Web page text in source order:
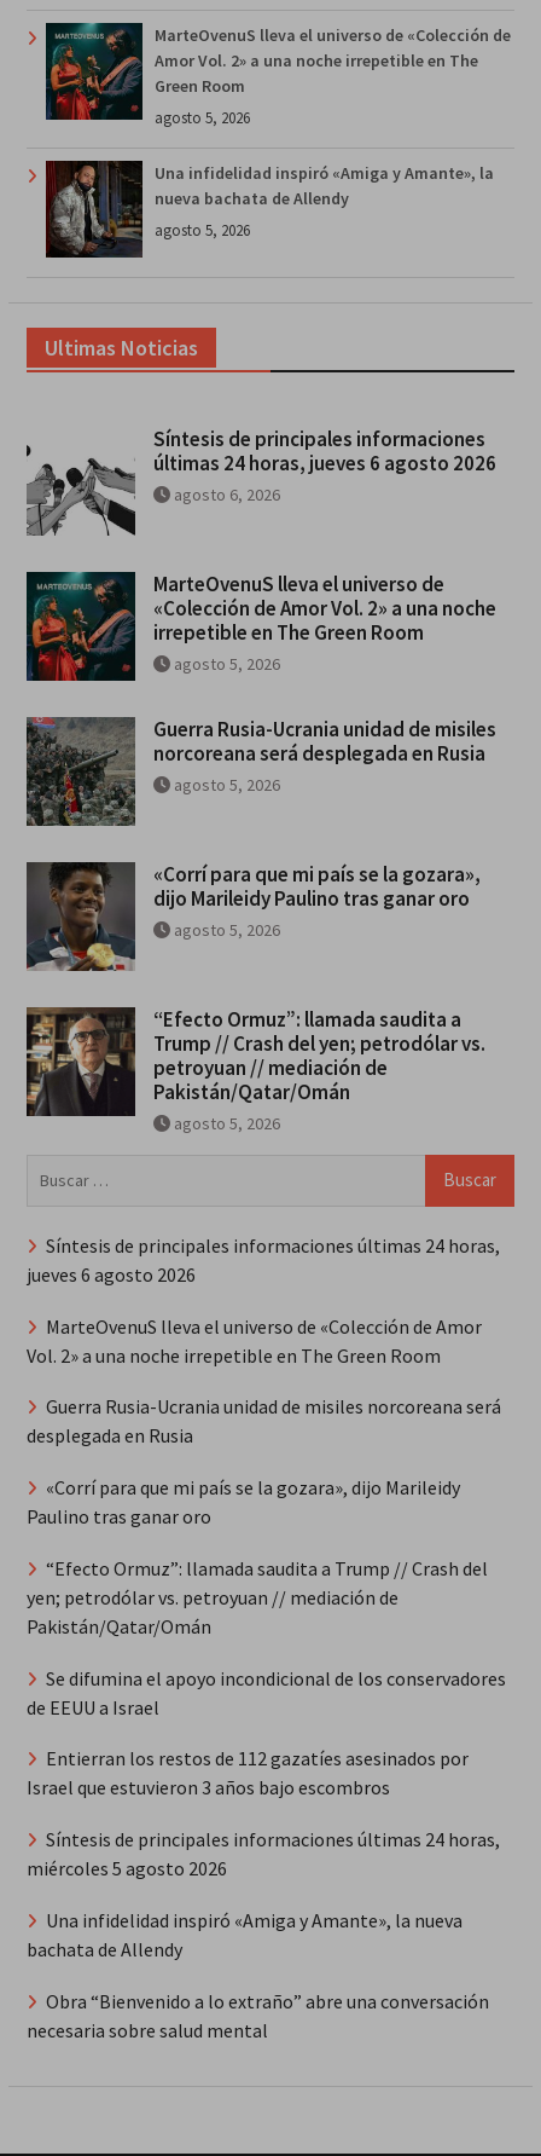
MarteOvenuS lleva el universo de «Colección de
Amor Vol. 2» a una noche irrepetible en The
Green Room
agosto 5, 2026
Una infidelidad inspiró «Amiga y Amante», la
nueva bachata de Allendy
agosto 5, 2026
Ultimas Noticias
Síntesis de principales informaciones
últimas 24 horas, jueves 6 agosto 2026
agosto 6, 2026
MarteOvenuS lleva el universo de
«Colección de Amor Vol. 2» a una noche
irrepetible en The Green Room
agosto 5, 2026
Guerra Rusia-Ucrania unidad de misiles
norcoreana será desplegada en Rusia
agosto 5, 2026
«Corrí para que mi país se la gozara»,
dijo Marileidy Paulino tras ganar oro
agosto 5, 2026
“Efecto Ormuz”: llamada saudita a
Trump // Crash del yen; petrodólar vs.
petroyuan // mediación de
Pakistán/Qatar/Omán
agosto 5, 2026
Síntesis de principales informaciones últimas 24 horas,
jueves 6 agosto 2026
MarteOvenuS lleva el universo de «Colección de Amor
Vol. 2» a una noche irrepetible en The Green Room
Guerra Rusia-Ucrania unidad de misiles norcoreana será
desplegada en Rusia
«Corrí para que mi país se la gozara», dijo Marileidy
Paulino tras ganar oro
“Efecto Ormuz”: llamada saudita a Trump // Crash del
yen; petrodólar vs. petroyuan // mediación de
Pakistán/Qatar/Omán
Se difumina el apoyo incondicional de los conservadores
de EEUU a Israel
Entierran los restos de 112 gazatíes asesinados por
Israel que estuvieron 3 años bajo escombros
Síntesis de principales informaciones últimas 24 horas,
miércoles 5 agosto 2026
Una infidelidad inspiró «Amiga y Amante», la nueva
bachata de Allendy
Obra “Bienvenido a lo extraño” abre una conversación
necesaria sobre salud mental